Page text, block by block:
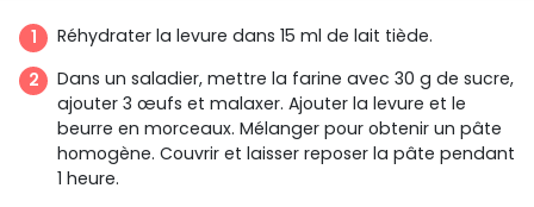
Réhydrater la levure dans 15 ml de lait tiède.
Dans un saladier, mettre la farine avec 30 g de sucre,
ajouter 3 œufs et malaxer. Ajouter la levure et le
beurre en morceaux. Mélanger pour obtenir un pâte
homogène. Couvrir et laisser reposer la pâte pendant
1 heure.